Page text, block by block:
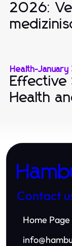
2026:
Health-
Effective
Health
Contact
Home Page
info@